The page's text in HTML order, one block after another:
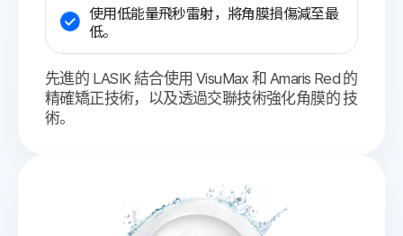
使用低能量飛秒雷射，將角膜損傷減至最
低。
先進的 LASIK 結合使用 VisuMax 和 Amaris Red 的
精確矯正技術，以及透過交聯技術強化角膜的 技
術。